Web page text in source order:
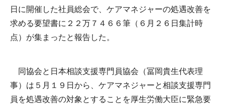
日に開催した社員総会で、ケアマネジャーの処遇改善を
求める要望書に２２万７４６６筆（６月２６日集計時
点）が集まったと報告した。
同協会と日本相談支援専門員協会（冨岡貴生代表理
事）は５月１９日から、ケアマネジャーと相談支援専門
員を処遇改善の対象とすることを厚生労働大臣に緊急要